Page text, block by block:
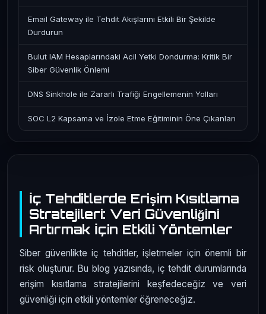
İç Tehditlerde Erişim Kısıtlama
Stratejileri: Veri Güvenliğini
Artırmak İçin Etkili Yöntemler
Siber güvenlikte iç tehditler, işletmeler için önemli bir
risk oluşturur. Bu blog yazısında, iç tehdit durumlarında
erişim kısıtlama stratejilerini keşfedeceğiz ve veri
güvenliği için etkili yöntemler öğreneceğiz.
Email Gateway ile Tehdit Akışlarını Etkili Bir Şekilde
Durdurun
Bulut IAM Hesaplarındaki Acil Yetki Dondurma: Kritik Bir
Siber Güvenlik Önlemi
DNS Sinkhole ile Zararlı Trafiği Engellemenin Yolları
SOC L2 Kapsama ve İzole Etme Eğitiminin Öne Çıkanları